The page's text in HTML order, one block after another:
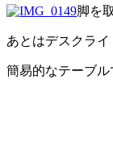
脚を
あとはデスクライ
簡易的なテーブ